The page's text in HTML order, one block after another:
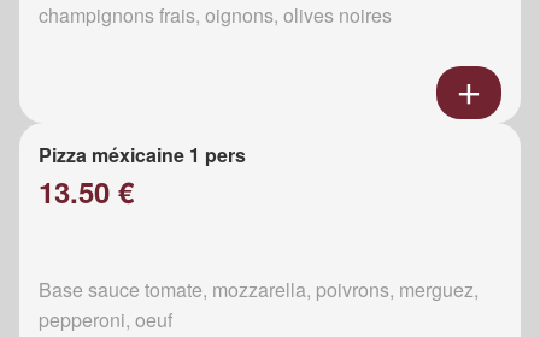
champignons frais, oignons, olives noires
Pizza méxicaine 1 pers
13.50 €
Base sauce tomate, mozzarella, poivrons, merguez,
pepperoni, oeuf